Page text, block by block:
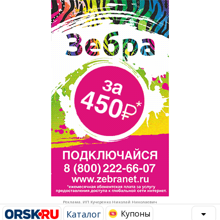
Реклама. ИП Кучеренко Николай Николаевич
Каталог Купоны
Строительство и ремонт
Авто и мото
Рестораны, кафе, бары
Развлечения и отдых
Спорт Фитнес
Недвижимость
Красота Косметология
Телекоммуникации и связь
Торговля
Бизнес и финансы
Юристы, Экспертиза, Страхование
Ремонт
Социальные организации
Это интересно
Администрация
Популярное →
Строительство и ремонт